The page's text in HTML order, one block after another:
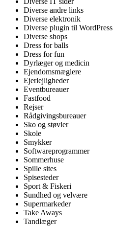
Diverse andre links
Diverse elektronik
Diverse plugin til WordPress
Diverse shops
Dress for balls
Dress for fun
Dyrlæger og medicin
Ejendomsmæglere
Ejerlejligheder
Eventbureauer
Fastfood
Rejser
Rådgivingsbureauer
Sko og støvler
Skole
Smykker
Softwareprogrammer
Sommerhuse
Spille sites
Spisesteder
Sport & Fiskeri
Sundhed og velvære
Supermarkeder
Take Aways
Tandlæger